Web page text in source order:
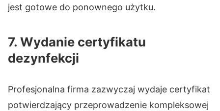
jest gotowe do ponownego użytku.
7. Wydanie certyfikatu
dezynfekcji
Profesjonalna firma zazwyczaj wydaje certyfikat
potwierdzający przeprowadzenie kompleksowej